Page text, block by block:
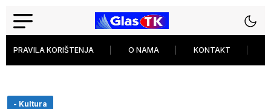
PRAVILA KORIŠTENJA O NAMA KONTAKT
- Kultura